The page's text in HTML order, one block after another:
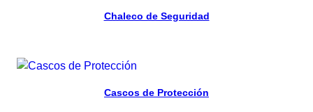
Chaleco de Seguridad
Cascos de Protección